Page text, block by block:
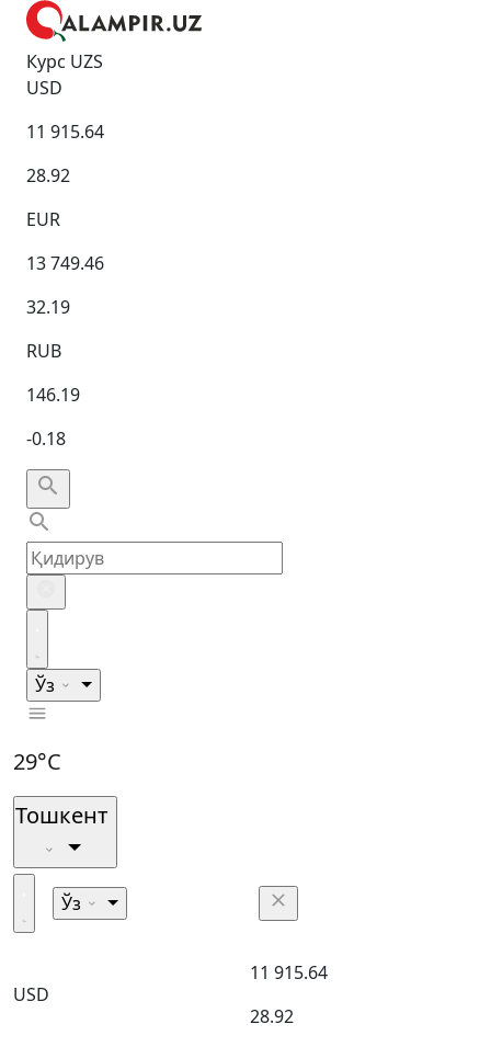
Курс UZS
USD
11 915.64
28.92
EUR
13 749.46
32.19
RUB
146.19
-0.18
Ўз
29°C
Тошкент
Ўз
USD
11 915.64
28.92